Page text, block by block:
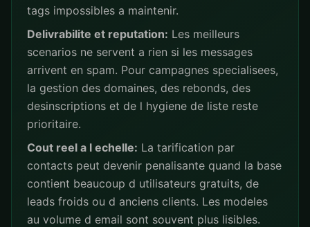
tags impossibles a maintenir.
Delivrabilite et reputation: Les meilleurs
scenarios ne servent a rien si les messages
arrivent en spam. Pour campagnes specialisees,
la gestion des domaines, des rebonds, des
desinscriptions et de l hygiene de liste reste
prioritaire.
Cout reel a l echelle: La tarification par
contacts peut devenir penalisante quand la base
contient beaucoup d utilisateurs gratuits, de
leads froids ou d anciens clients. Les modeles
au volume d email sont souvent plus lisibles.